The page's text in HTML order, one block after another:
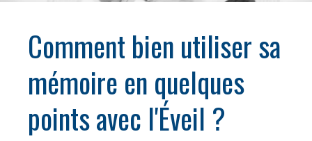
Comment bien utiliser sa
mémoire en quelques
points avec l'Éveil ?